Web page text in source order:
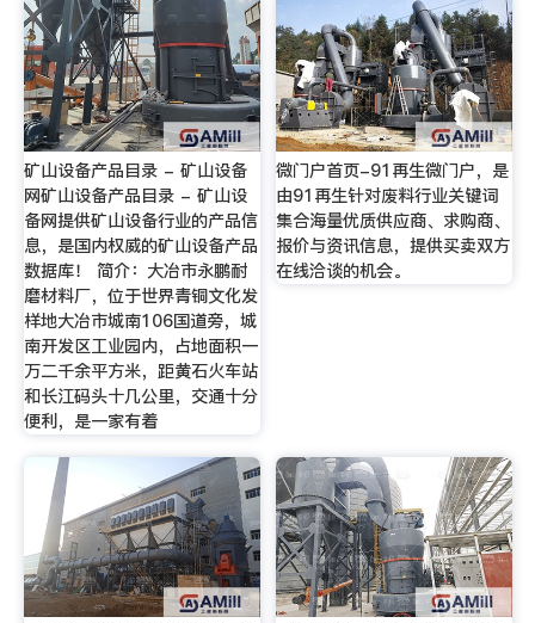
矿山设备产品目录 - 矿山设备
网矿山设备产品目录 - 矿山设
备网提供矿山设备行业的产品信
息，是国内权威的矿山设备产品
数据库！ 简介：大冶市永鹏耐
磨材料厂，位于世界青铜文化发
样地大冶市城南106国道旁，城
南开发区工业园内，占地面积一
万二千余平方米，距黄石火车站
和长江码头十几公里，交通十分
便利，是一家有着
微门户首页-91再生微门户，是
由91再生针对废料行业关键词
集合海量优质供应商、求购商、
报价与资讯信息，提供买卖双方
在线洽谈的机会。